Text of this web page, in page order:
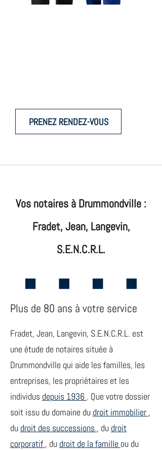
PRENEZ RENDEZ-VOUS
Vos notaires à Drummondville :
Fradet, Jean, Langevin,
S.E.N.C.R.L.
Plus de 80 ans à votre service
Fradet, Jean, Langevin, S.E.N.C.R.L. est
une étude de notaires située à
Drummondville qui aide les familles, les
entreprises, les propriétaires et les
individus depuis 1936 . Que votre dossier
soit issu du domaine du droit immobilier ,
du droit des successions , du droit
corporatif, du droit de la famille ou du